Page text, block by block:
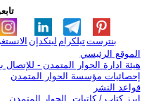
لينكدإن تيلكرامبنترست
الموقع الرئيسي
هيئة ادارة الحوار المتمدن - للإتصال
إحصائيات مؤسسة الحوار المتمدن
قواعد النشر
ابرز كتاب / كاتبات الحوار المتمدن